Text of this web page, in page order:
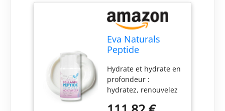
Eva Naturals
Peptide
collagène pour le
visage –
Hydratant anti-
rides pour le
Hydrate et hydrate en
profondeur :
hydratez, renouvelez